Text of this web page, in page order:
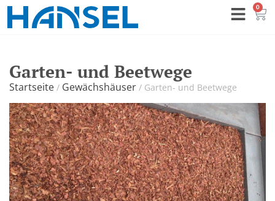
0
Garten- und Beetwege
Startseite / Gewächshäuser / Garten- und Beetwege